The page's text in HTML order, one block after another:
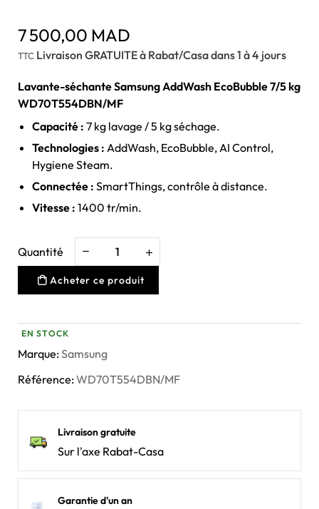
7 500,00 MAD
TTC Livraison GRATUITE à Rabat/Casa dans 1 à 4 jours
Lavante-séchante Samsung AddWash EcoBubble 7/5 kg
WD70T554DBN/MF
Capacité : 7 kg lavage / 5 kg séchage.
Technologies : AddWash, EcoBubble, AI Control,
Hygiene Steam.
Connectée : SmartThings, contrôle à distance.
Vitesse : 1400 tr/min.
Quantité
Acheter ce produit
EN STOCK
Marque:Samsung
Référence:WD70T554DBN/MF
Livraison gratuite
Sur l'axe Rabat-Casa
Garantie d'un an